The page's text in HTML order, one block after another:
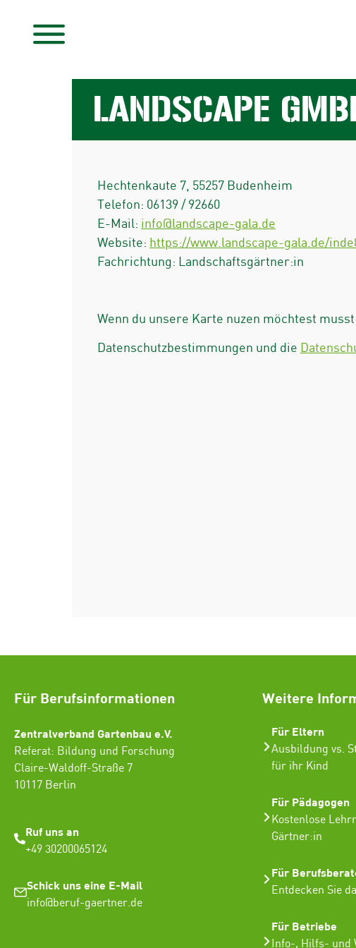
LANDSCAPE
Hechtenkaute 7 55257 Budenheim
Telefon: 06139 / 92660
E-Mail: info@landscape-gala.de
Website: https://www.landscape-gala.de/
Fachrichtung: Landschaftsgärtner:in
Wenn du unsere Karte nuzen möchtest
Datenschutzbestimmungen und die
Für Berufsinformationen
Zentralverband Gartenbau e.V.
Referat: Bildung und Forschung
Claire-Waldoff-Straße 7
10117 Berlin
Ruf uns an
+49 30200065124
Schick uns eine E-Mail
info@beruf-gaertner.de
Weitere
Für Eltern
Ausbildung vs.
für ihr Kind
Für Pädagogen
Kostenlose
Gärtner:in
Für
Entdecken Sie
Für Betriebe
Info-, Hilfs- und